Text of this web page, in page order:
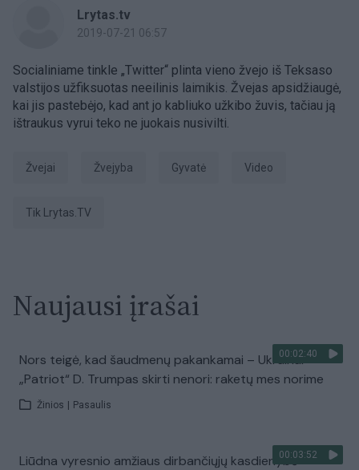
Lrytas.tv
2019-07-21 06:57
Socialiniame tinkle „Twitter“ plinta vieno žvejo iš Teksaso
valstijos užfiksuotas neeilinis laimikis. Žvejas apsidžiaugė,
kai jis pastebėjo, kad ant jo kabliuko užkibo žuvis, tačiau ją
ištraukus vyrui teko ne juokais nusivilti.
žvejai Žvejyba gyvatė Video
tik Lrytas.TV
Naujausi įrašai
00:02:40
Nors teigė, kad šaudmenų pakankamai – Ukrainai
„Patriot“ D. Trumpas skirti nenori: raketų mes norime
Žinios Pasaulis
00:03:52
Liūdna vyresnio amžiaus dirbančiųjų kasdienybė –